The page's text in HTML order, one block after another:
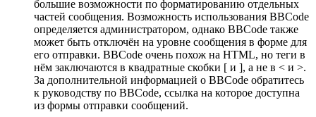
большие возможности по форматированию отдельных
частей сообщения. Возможность использования BBCode
определяется администратором, однако BBCode также
может быть отключён на уровне сообщения в форме для
его отправки. BBCode очень похож на HTML, но теги в
нём заключаются в квадратные скобки [ и ], а не в < и >.
За дополнительной информацией о BBCode обратитесь
к руководству по BBCode, ссылка на которое доступна
из формы отправки сообщений.